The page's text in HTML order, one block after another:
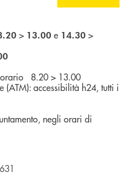
> 13.00 e 14.30 >
orario 8.20 > 13.00
(ATM): accessibilità h24, tutti i
negli orari di